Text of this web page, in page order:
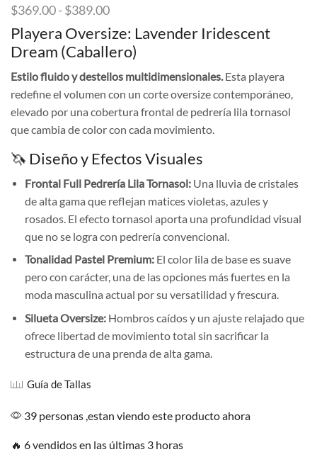
$369.00-$389.00Rango
de
precios:
desde
$369.00
hasta
$389.00
Playera Oversize: Lavender Iridescent
Dream (Caballero)
Estilo fluido y destellos multidimensionales.Esta playera
redefine el volumen con un corte oversize contemporáneo,
elevado por una cobertura frontal de pedrería lila tornasol
que cambia de color con cada movimiento.
🦄 Diseño y Efectos Visuales
Frontal Full Pedrería Lila Tornasol: Una lluvia de cristales
de alta gama que reflejan matices violetas, azules y
rosados. El efecto tornasol aporta una profundidad visual
que no se logra con pedrería convencional.
Tonalidad Pastel Premium: El color lila de base es suave
pero con carácter, una de las opciones más fuertes en la
moda masculina actual por su versatilidad y frescura.
Silueta Oversize: Hombros caídos y un ajuste relajado que
ofrece libertad de movimiento total sin sacrificar la
estructura de una prenda de alta gama.
Guía de Tallas
39 personas ,estan viendo este producto ahora
🔥 6 vendidos en las últimas 3 horas